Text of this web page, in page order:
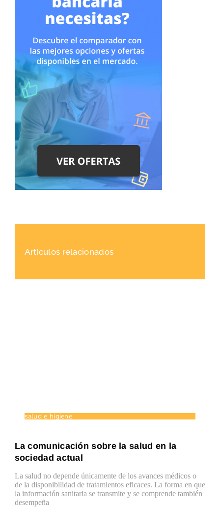
Artículos relacionados
salud e higiene
La comunicación sobre la salud en la
sociedad actual
La salud no depende únicamente de los avances médicos o
de la disponibilidad de tratamientos eficaces. La forma en que
la información sanitaria se transmite y se comprende también
desempeña